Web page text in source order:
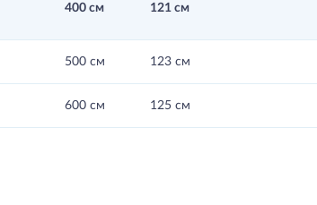
400 см 121 см
500 см 123 см
600 см 125 см